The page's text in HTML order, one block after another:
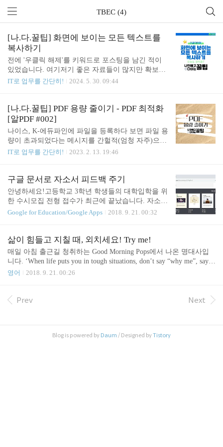
TBEC (4)
[나.다.꿀팁] 화면에 보이는 모든 텍스트를
복사하기
전에 '우클릭 해제'를 키워드로 포스팅을 남긴 적이
있었습니다. 여기저기 좋은 자료들이 많지만 확보할
수 있는 방법이 없었기에 방법을 공유했는데요. 202
제한을 풀어보기!* 이 포스팅은 수업자료를 준비하
는 과정에서 수월함을 더하고 보다 수업에 집중할 수
있는 환경을 응원하며 작성되었습니다. 병선쌤은 저
작자의 권리와 저작권법의 취지를 존중합니다. 수업
자www.tbec.kr 이번에는 화면에 보이는 모든 글자
를.... (이미지와 영상을 포함하여) 복사할 수 있는 방
우 11 2. 세팅값 확인하기:알림센터의 캡처도구 알림
이 켜져있어야 ..
IT로 업무를 간단히! 2024. 5. 30. 09:44
[나.다.꿀팁] PDF 용량 줄이기 - PDF 최적화
[알PDF #002]
나이스, K-에듀파인에 파일을 등록하다 보면 파일 용
량이 초과되었다는 메시지를 간헐적(엄청 자주)으로
보게 됩니다. 뭘 하지 않았는데, PDF파일 용량이 5M
믿습니다!!! 1. 라이센스 범위 - 개인/가정용으로는
무료(광고 나옵니다) - 기업/기관용으로는 유료(광고
없습니다) 자세한 내용은 아래 게시글을 참고해 주세
F파일을 회전해야 하는데, 이리저리 검색을 해봐도
F파일을 쉽게 다룰 수 있는 프로그램이 있으면 참 좋
을 텐데.. 싶은 분들께 추천드립니다! www.tbec.kr 2.
PDF파..
IT로 업무를 간단히! 2023. 2. 13. 19:46
구글 문서로 자소서 피드백 주기
안녕하세요!고등학교 3학년 학생들의 대학입학을 위
한 수시모집 전형 접수가 최근에 끝났습니다. 자소서
피드백 및 추천서를 작성하면서, 선생님들과 나누고
처음쓰는 크롬 브라우저가 임시저장 기능을 지원하
지 않는다는 사실을 알게되어, 글을 다 날리.......(ㅠ
ㅠ)고. 처음부터 다시 쓰고 있습니다. 두번째 쓰는 글
은 더 간결하고 군더더기 없는 글이 되리라 위로하며
글을 시작합니다. 1. 자소서를 받아 피드백을 주기까
방법은 크게 3가지가 있습니다. (1) 정성스럽게 A4에
인쇄해서 가져온다.(2) USB 디스크에 한글파일로 저
Google for Education/Google Apps 2018. 9. 21. 00:32
삶이 힘들고 지칠 때, 외치세요! Try me!
매일 아침 출근길 청취하는 Good Morning Pops에서 나온 명대사입
니다. ‘When life puts you in tough situations, don’t say “why me”, say “t
ry me”. 삶이 너를 힘든 상황으로 몰아부칠 때, '왜 나야?'라고 말하지
것은 정말 커다란 능력이자 용기인 것 같습니다.
영어 2018. 9. 21. 00:26
Prev Next
Blog is powered by Daum / Designed byTistory